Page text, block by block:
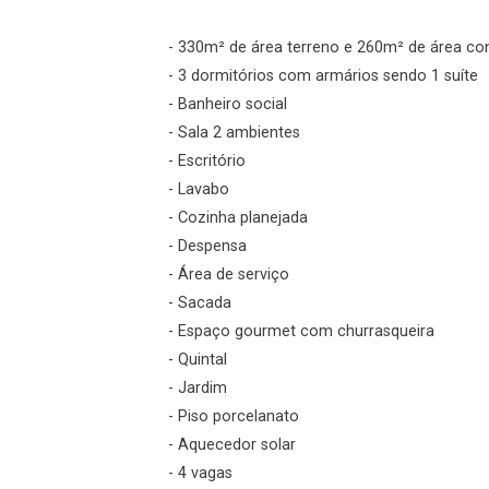
- 330m² de área terreno e 260m² de área
- 3 dormitórios com armários sendo 1 suíte
- Banheiro social
- Sala 2 ambientes
- Escritório
- Lavabo
- Cozinha planejada
- Despensa
- Área de serviço
- Sacada
- Espaço gourmet com churrasqueira
- Quintal
- Jardim
- Piso porcelanato
- Aquecedor solar
- 4 vagas
Cadastre-se
Agendar Visita